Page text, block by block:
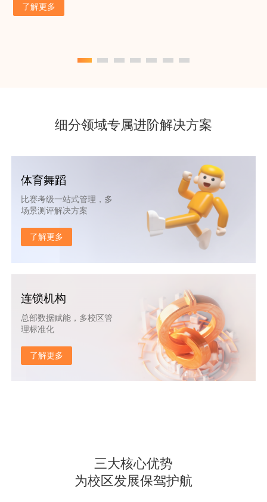
了解更多
细分领域专属进阶解决方案
体育舞蹈
比赛考级一站式管理，多
场景测评解决方案
了解更多
连锁机构
总部数据赋能，多校区管
理标准化
了解更多
三大核心优势
为校区发展保驾护航